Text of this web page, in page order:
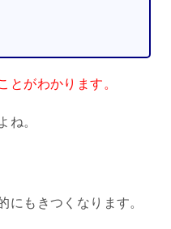
とがわかります。
ね。
にもきつくなります。